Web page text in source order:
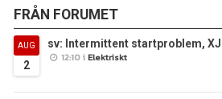
FRÅN FORUMET
AUG
2
sv: Intermittent startproblem,
12:10 iElektriskt